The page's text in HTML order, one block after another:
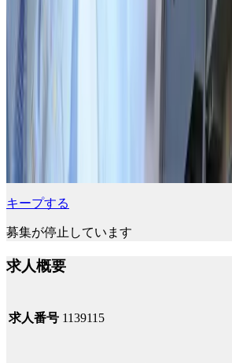
キープする
募集が停止しています
求人概要
求人番号 1139115